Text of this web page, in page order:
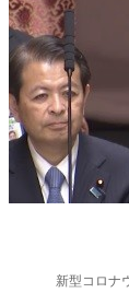
新型コロナ